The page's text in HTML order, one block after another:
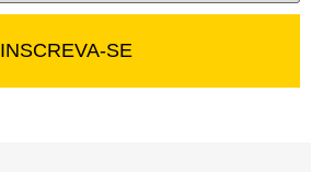
INSCREVA-SE